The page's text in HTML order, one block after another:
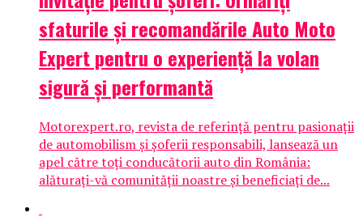
sfaturile și recomandările Auto Moto
Expert pentru o experiență la volan
sigură și performantă
Motorexpert.ro, revista de referință pentru pasionații
de automobilism și șoferii responsabili, lansează un
apel către toți conducătorii auto din România:
alăturați-vă comunității noastre și beneficiați de...